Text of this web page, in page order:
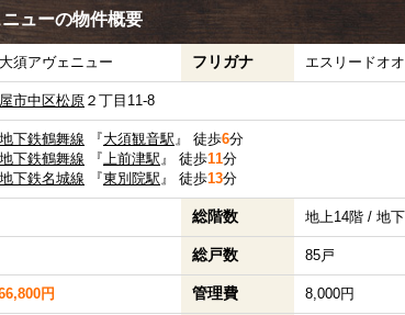
ューの物件概要
須アヴェニュー フリガナ エスリードオ
市中区松原 ２丁目11-8
下鉄鶴舞線 『大須観音駅』 徒歩6分
下鉄鶴舞線 『上前津駅』 徒歩11分
下鉄名城線 『東別院駅』 徒歩13分
総階数 地上14階 / 地
総戸数 85戸
円 管理費 8,000円